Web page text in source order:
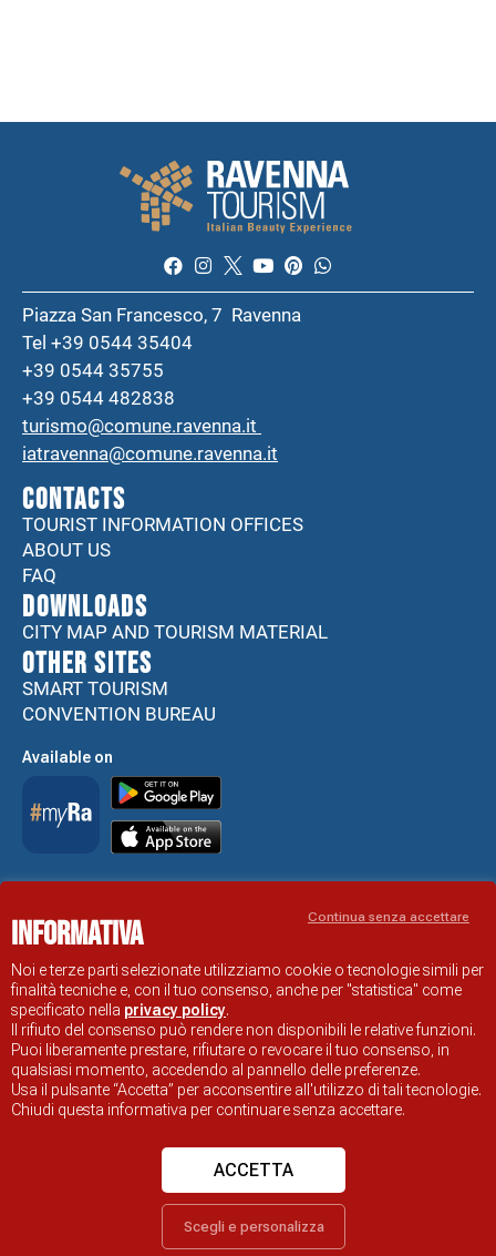
Piazza San Francesco, 7 Ravenna
Tel +39 0544 35404
+39 0544 35755
+39 0544 482838
turismo@comune.ravenna.it
iatravenna@comune.ravenna.it
CONTACTS
TOURIST INFORMATION OFFICES
ABOUT US
FAQ
DOWNLOADS
CITY MAP AND TOURISM MATERIAL
Other sites
SMART TOURISM
CONVENTION BUREAU
Available on
RAVENNA TOURIST INFORMATION OFFICIAL SITE
Informativa
Noi e terze parti selezionate utilizziamo cookie o tecnologie simili per
finalità tecniche e, con il tuo consenso, anche per "statistica" come
specificato nella privacy policy.
Il rifiuto del consenso può rendere non disponibili le relative funzioni.
Puoi liberamente prestare, rifiutare o revocare il tuo consenso, in
qualsiasi momento, accedendo al pannello delle preferenze.
Usa il pulsante “Accetta” per acconsentire all'utilizzo di tali tecnologie.
Chiudi questa informativa per continuare senza accettare.
Scegli e personalizza
ACCETTA
Continua senza accettare